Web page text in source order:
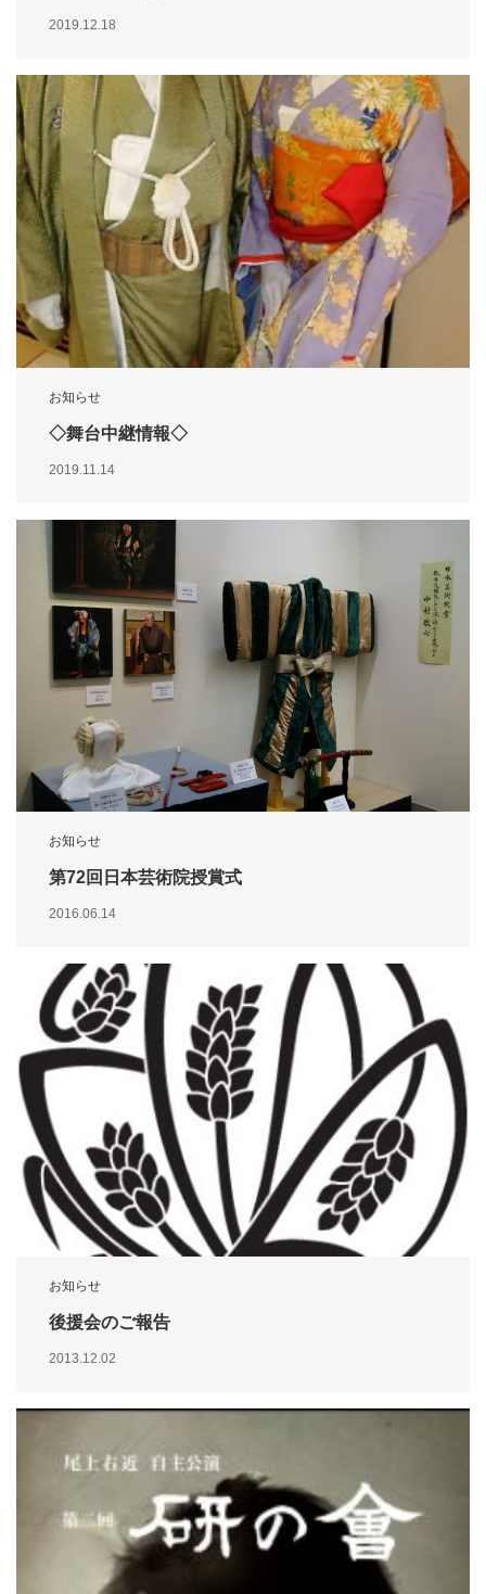
2019.12.18
お知らせ
◇舞台中継情報◇
2019.11.14
お知らせ
第72回日本芸術院授賞式
2016.06.14
お知らせ
後援会のご報告
2013.12.02